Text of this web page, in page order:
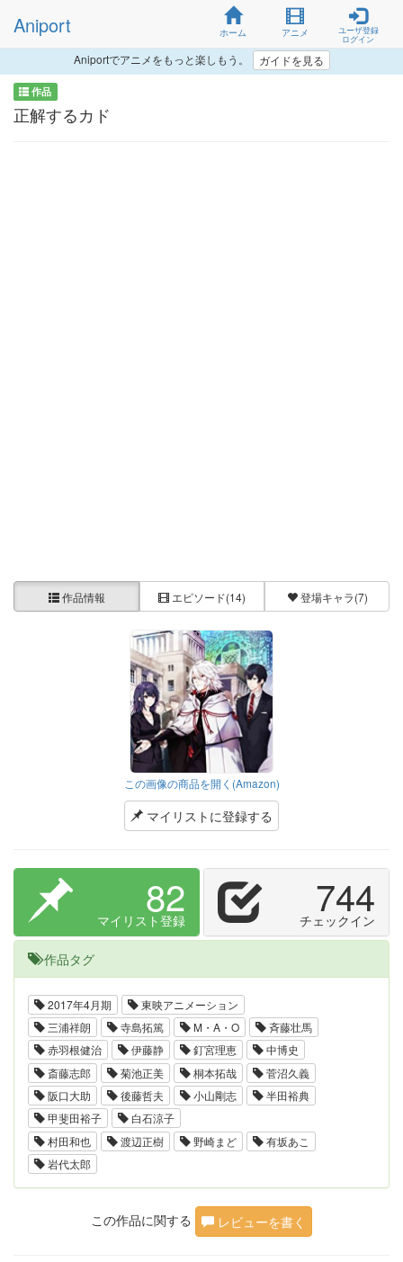
Aniport ホーム アニメ
ユーザ登録
ログイン
Aniportでアニメをもっと楽しもう。 ガイドを見る
作品
正解するカド
作品情報 エピソード(14) 登場キャラ(7)
この画像の商品を開く(Amazon)
マイリストに登録する
82
マイリスト登録 744
チェックイン
作品タグ
2017年4月期
東映アニメーション
三浦祥朗
寺島拓篤 M・A・O
斉藤壮馬
赤羽根健治
伊藤静 釘宮理恵
中博史
斎藤志郎
菊池正美 桐本拓哉
菅沼久義
阪口大助
後藤哲夫 小山剛志
半田裕典
甲斐田裕子
白石涼子
村田和也
渡辺正樹 野崎まど
有坂あこ
岩代太郎
この作品に関する レビューを書く